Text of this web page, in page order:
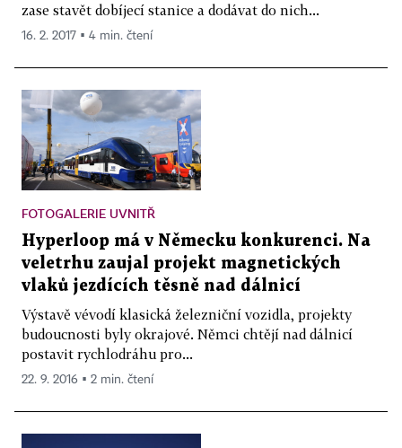
zase stavět dobíjecí stanice a dodávat do nich...
16. 2. 2017 ▪ 4 min. čtení
FOTOGALERIE UVNITŘ
Hyperloop má v Německu konkurenci. Na
veletrhu zaujal projekt magnetických
vlaků jezdících těsně nad dálnicí
Výstavě vévodí klasická železniční vozidla, projekty
budoucnosti byly okrajové. Němci chtějí nad dálnicí
postavit rychlodráhu pro...
22. 9. 2016 ▪ 2 min. čtení